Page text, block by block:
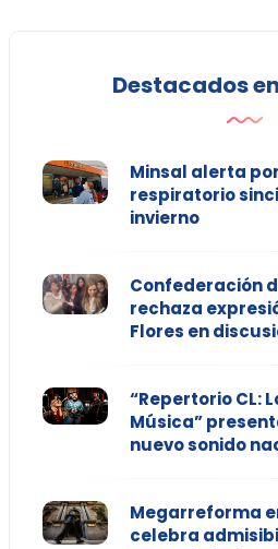
Destacados
Minsal alerta
respiratorio
invierno
Confederación
rechaza
Flores en
“Repertorio CL:
Música”
nuevo sonido
Megarreforma
celebra